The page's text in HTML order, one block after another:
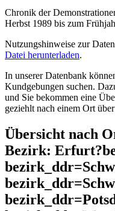
Chronik der
Herbst 1989 bis zum
Nutzungshinweise zur
Datei herunterladen.
In unserer Datenbank
Kundgebungen suchen.
und Sie bekommen eine
geziehlt nach einem Ort
Übersicht nach
Bezirk: